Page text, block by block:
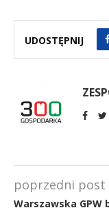
UDOSTĘPNIJ
poprzedni post
Warszawska